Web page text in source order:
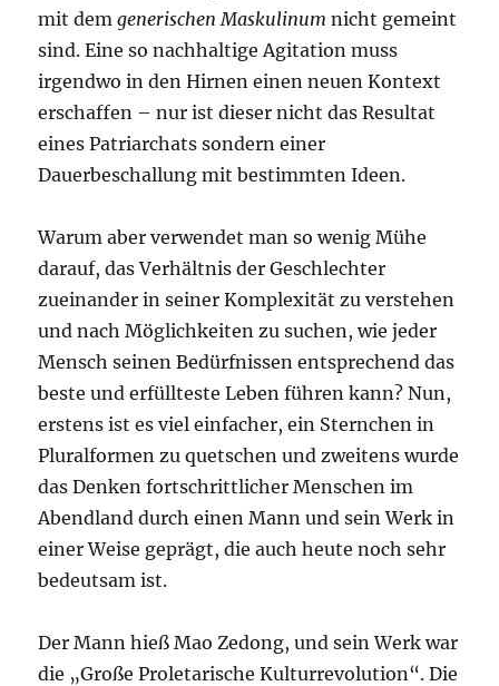
mit demgenerischen Maskulinum nicht gemeint
sind. Eine so nachhaltige Agitation muss
irgendwo in den Hirnen einen neuen Kontext
erschaffen – nur ist dieser nicht das Resultat
eines Patriarchats sondern einer
Dauerbeschallung mit bestimmten Ideen.
Warum aber verwendet man so wenig Mühe
darauf, das Verhältnis der Geschlechter
zueinander in seiner Komplexität zu verstehen
und nach Möglichkeiten zu suchen, wie jeder
Mensch seinen Bedürfnissen entsprechend das
beste und erfüllteste Leben führen kann? Nun,
erstens ist es viel einfacher, ein Sternchen in
Pluralformen zu quetschen und zweitens wurde
das Denken fortschrittlicher Menschen im
Abendland durch einen Mann und sein Werk in
einer Weise geprägt, die auch heute noch sehr
bedeutsam ist.
Der Mann hieß Mao Zedong, und sein Werk war
die „Große Proletarische Kulturrevolution“. Die